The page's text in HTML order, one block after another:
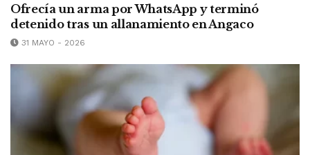
Ofrecía un arma por WhatsApp y terminó
detenido tras un allanamiento en Angaco
31 MAYO - 2026